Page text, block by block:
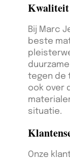
Bij Marc
beste
tegen de
ook over
situatie.
Onze